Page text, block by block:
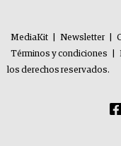
MediaKit Newsletter
Términos y condiciones
los derechos reservados.